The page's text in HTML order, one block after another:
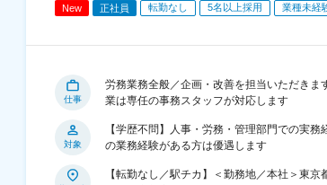
New 正社員 転勤なし 5名以上採用 業種未経
仕事
労務業務全般／企画・改善を担当いただきま
業は専任の事務スタッフが対応します
対象
【学歴不問】人事・労務・管理部門での実
の業務経験がある方は優遇します
【転勤なし／駅チカ】＜勤務地／本社＞東